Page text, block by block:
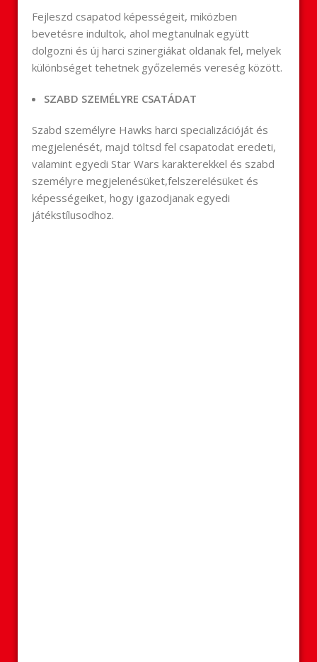
Fejleszd csapatod képességeit, miközben
bevetésre indultok, ahol megtanulnak együtt
dolgozni és új harci szinergiákat oldanak fel, melyek
különbséget tehetnek győzelemés vereség között.
SZABD SZEMÉLYRE CSATÁDAT
Szabd személyre Hawks harci specializációját és
megjelenését, majd töltsd fel csapatodat eredeti,
valamint egyedi Star Wars karakterekkel és szabd
személyre megjelenésüket,felszerelésüket és
képességeiket, hogy igazodjanak egyedi
játékstílusodhoz.